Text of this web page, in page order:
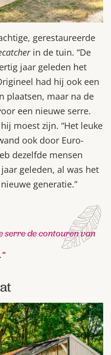
gerestaureerde
in de tuin. “De
jaar geleden het
had hij ook een
plaatsen, maar na de
een nieuwe serre.
moest zijn. “Het leuke
ook door Euro-
dezelfde mensen
geleden, al was het
generatie.”
serre de contouren van